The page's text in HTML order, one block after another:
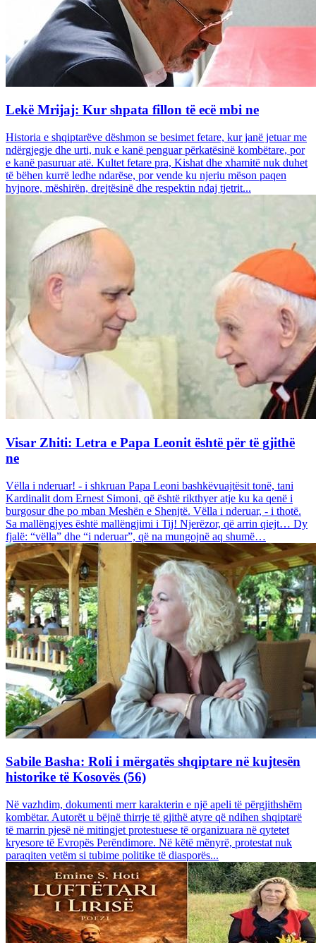
Lekë Mrijaj: Kur shpata fillon të ecë mbi ne
Historia e shqiptarëve dëshmon se besimet fetare, kur janë jetuar me
ndërgjegje dhe urti, nuk e kanë penguar përkatësinë kombëtare, por
e kanë pasuruar atë. Kultet fetare pra, Kishat dhe xhamitë nuk duhet
të bëhen kurrë ledhe ndarëse, por vende ku njeriu mëson paqen
hyjnore, mëshirën, drejtësinë dhe respektin ndaj tjetrit...
Visar Zhiti: Letra e Papa Leonit është për të gjithë
ne
Vëlla i nderuar! - i shkruan Papa Leoni bashkëvuajtësit tonë, tani
Kardinalit dom Ernest Simoni, që është rikthyer atje ku ka qenë i
burgosur dhe po mban Meshën e Shenjtë. Vëlla i nderuar, - i thotë.
Sa mallëngjyes është mallëngjimi i Tij! Njerëzor, që arrin qiejt… Dy
fjalë: “vëlla” dhe “i nderuar”, që na mungojnë aq shumë…
Sabile Basha: Roli i mërgatës shqiptare në kujtesën
historike të Kosovës (56)
Në vazhdim, dokumenti merr karakterin e një apeli të përgjithshëm
kombëtar. Autorët u bëjnë thirrje të gjithë atyre që ndihen shqiptarë
të marrin pjesë në mitingjet protestuese të organizuara në qytetet
kryesore të Evropës Perëndimore. Në këtë mënyrë, protestat nuk
paraqiten vetëm si tubime politike të diasporës...